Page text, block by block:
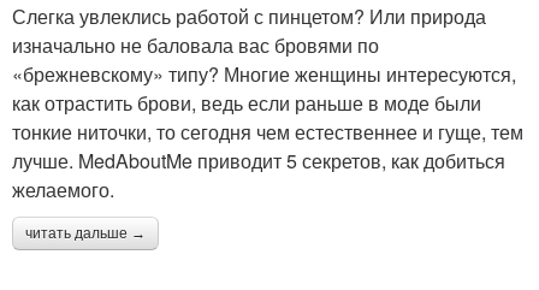
Слегка увлеклись работой с пинцетом? Или природа
изначально не баловала вас бровями по
«брежневскому» типу? Многие женщины интересуются,
как отрастить брови, ведь если раньше в моде были
тонкие ниточки, то сегодня чем естественнее и гуще, тем
лучше. MedAboutMe приводит 5 секретов, как добиться
желаемого.
читать дальше →